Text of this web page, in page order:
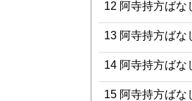
12 阿寺持方ば
13 阿寺持方ば
14 阿寺持方ば
15 阿寺持方ば